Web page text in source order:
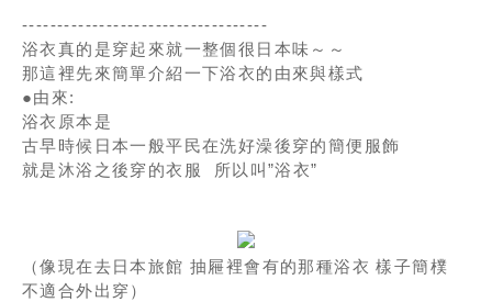
-----------------------------------
浴衣真的是穿起來就一整個很日本味～～
那這裡先來簡單介紹一下浴衣的由來與樣式
●由來:
浴衣原本是
古早時候日本一般平民在洗好澡後穿的簡便服飾
就是沐浴之後穿的衣服 所以叫”浴衣”
（像現在去日本旅館 抽屜裡會有的那種浴衣 樣子簡樸
不適合外出穿）